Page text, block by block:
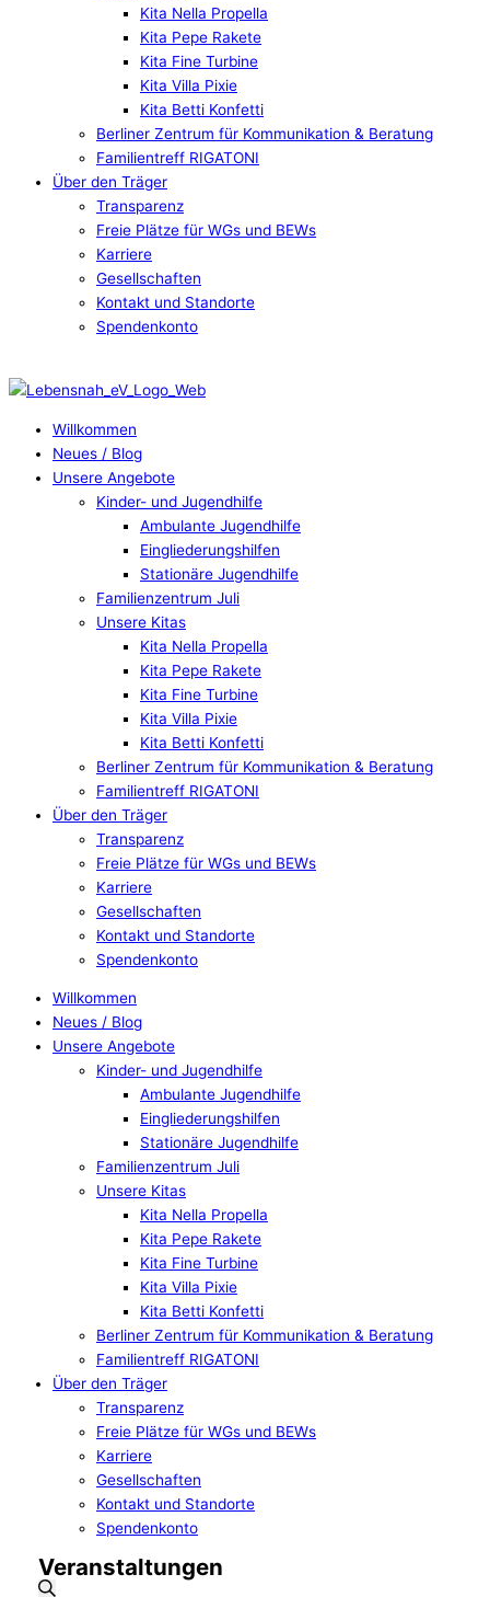
Kita Nella Propella
Kita Pepe Rakete
Kita Fine Turbine
Kita Villa Pixie
Kita Betti Konfetti
Berliner Zentrum für Kommunikation & Beratung
Familientreff RIGATONI
Über den Träger
Transparenz
Freie Plätze für WGs und BEWs
Karriere
Gesellschaften
Kontakt und Standorte
Spendenkonto
Willkommen
Neues / Blog
Unsere Angebote
Kinder- und Jugendhilfe
Ambulante Jugendhilfe
Eingliederungshilfen
Stationäre Jugendhilfe
Familienzentrum Juli
Unsere Kitas
Kita Nella Propella
Kita Pepe Rakete
Kita Fine Turbine
Kita Villa Pixie
Kita Betti Konfetti
Berliner Zentrum für Kommunikation & Beratung
Familientreff RIGATONI
Über den Träger
Transparenz
Freie Plätze für WGs und BEWs
Karriere
Gesellschaften
Kontakt und Standorte
Spendenkonto
Willkommen
Neues / Blog
Unsere Angebote
Kinder- und Jugendhilfe
Ambulante Jugendhilfe
Eingliederungshilfen
Stationäre Jugendhilfe
Familienzentrum Juli
Unsere Kitas
Kita Nella Propella
Kita Pepe Rakete
Kita Fine Turbine
Kita Villa Pixie
Kita Betti Konfetti
Berliner Zentrum für Kommunikation & Beratung
Familientreff RIGATONI
Über den Träger
Transparenz
Freie Plätze für WGs und BEWs
Karriere
Gesellschaften
Kontakt und Standorte
Spendenkonto
Veranstaltungen
Veranstaltungen